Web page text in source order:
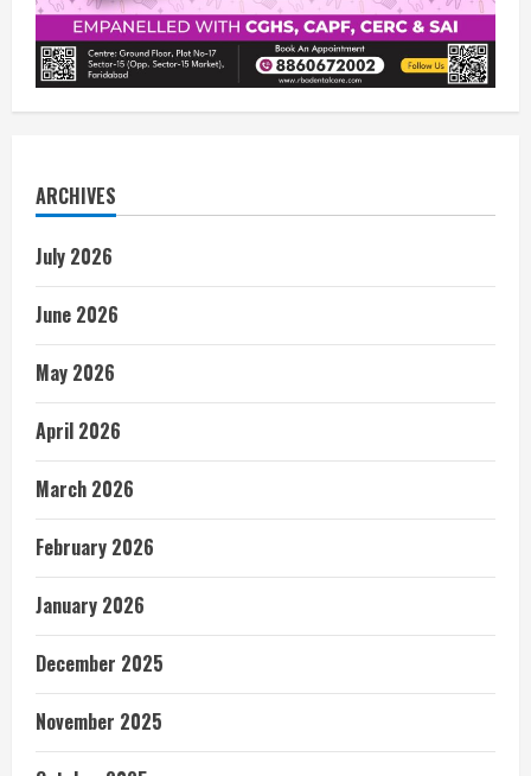
ARCHIVES
July 2026
June 2026
May 2026
April 2026
March 2026
February 2026
January 2026
December 2025
November 2025